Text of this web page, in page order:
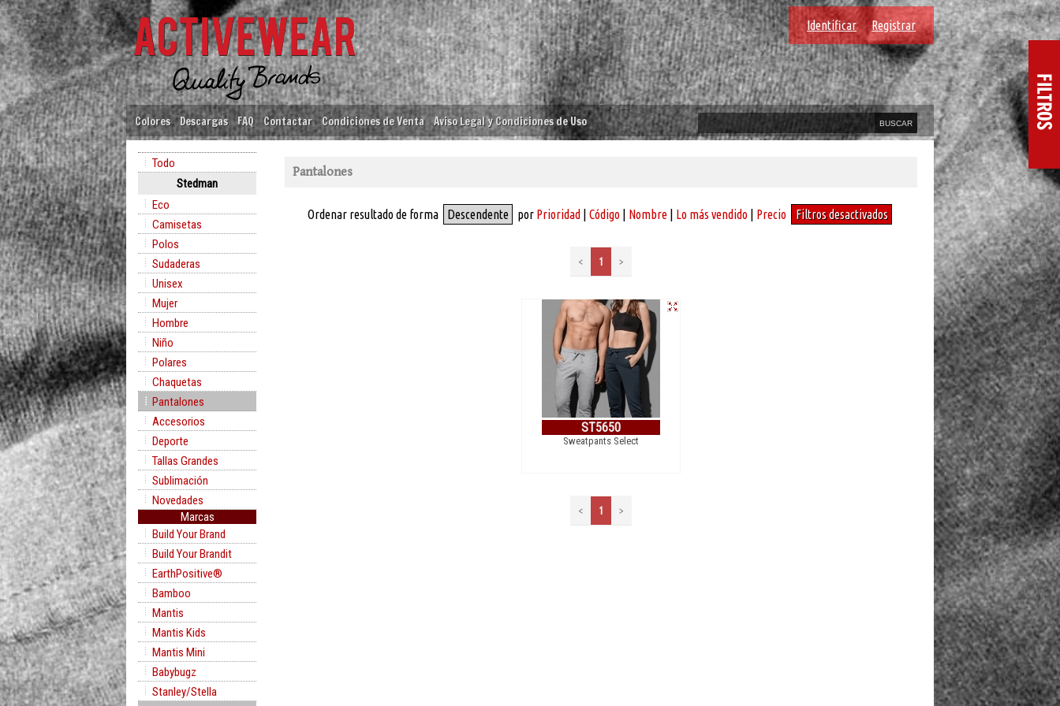
Identificar Registrar
Colores Descargas FAQ Contactar Condiciones de Venta Aviso Legal y Condiciones de Uso
Todo
Stedman
Eco
Camisetas
Polos
Sudaderas
Unisex
Mujer
Hombre
Niño
Polares
Chaquetas
Pantalones
Accesorios
Deporte
Tallas Grandes
Sublimación
Novedades
Marcas
Build Your Brand
Build Your Brandit
EarthPositive®
Bamboo
Mantis
Mantis Kids
Mantis Mini
Babybugz
Stanley/Stella
Pantalones
Ordenar resultado de forma Descendente por Prioridad Código Nombre Lo más vendido Precio Filtros desactivados
< 1 >
ST5650
Sweatpants Select
< 1 >